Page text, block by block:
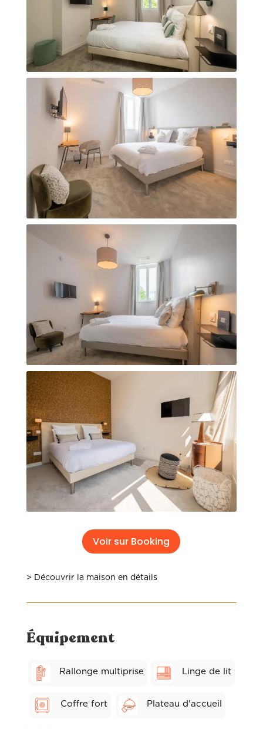
Voir sur Booking
> Découvrir la maison en détails
Équipement
Rallonge multiprise Linge de lit
Coffre fort Plateau d'accueil